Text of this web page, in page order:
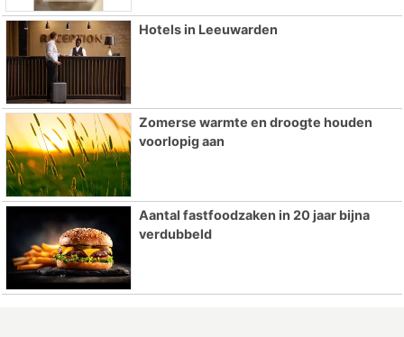
Hotels in Leeuwarden
Zomerse warmte en droogte houden
voorlopig aan
Aantal fastfoodzaken in 20 jaar bijna
verdubbeld